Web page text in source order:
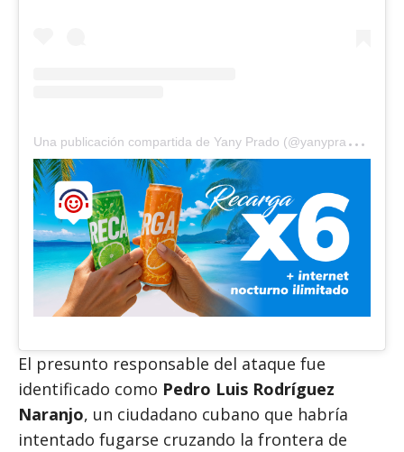
U
na publicación compartida de Yany Prado (@yanypradoofficial)
El presunto responsable del ataque fue
identificado como Pedro Luis Rodríguez
Naranjo, un ciudadano cubano que habría
intentado fugarse cruzando la frontera de